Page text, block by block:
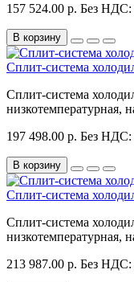
157 524.00 р. Без НДС:
В корзину
Сплит-система
Сплит-система
низкотемпературная,
197 498.00 р. Без НДС:
В корзину
Сплит-система
Сплит-система
низкотемпературная,
213 987.00 р. Без НДС: